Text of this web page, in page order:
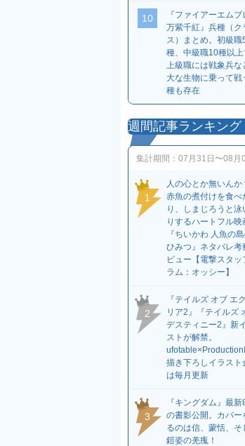
10
『ファイアーエムブ
万紫千紅』兵種（ク
ス）まとめ。初級職
種、中級職10種以上
上級職には戦象兵な
大な生物に乗って戦
種も存在
週間記事ランキング
集計期間： 07月31日〜08月
1
人の心とか無いんか
赤魚の煮付けを食べ
り、しまじろうと泳
りするハートフル映
『ちいかわ 人魚の
ひみつ』ネタバレ考
ビュー【電撃スタッ
ラム：オッシー】
2
『テイルズ オブ エ
リア2』『テイルズ
デスティニー2』新
ストが解禁。
描き下ろしイラスト
は毎月更新
3
『キングダム』最新
の書影公開。カバー
るのは信、蒙恬、そ
鎧姿の羌瘣！